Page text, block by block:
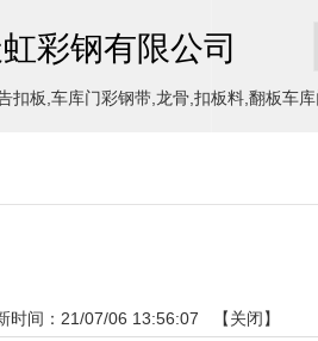
彩钢有限公司
扣板,车库门彩钢带,龙骨,扣板料,翻板车
时间：21/07/06 13:56:07 【关闭】